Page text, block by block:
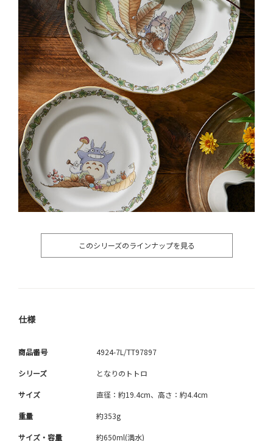
このシリーズのラインナップを見る
仕様
商品番号 4924-7L/TT97897
シリーズ となりのトトロ
サイズ 直径：約19.4cm、高さ：約4.4cm
重量 約353g
サイズ・容量 約650ml(満水)